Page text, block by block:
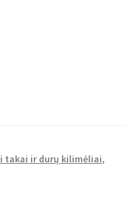
takai ir durų kilimėliai,